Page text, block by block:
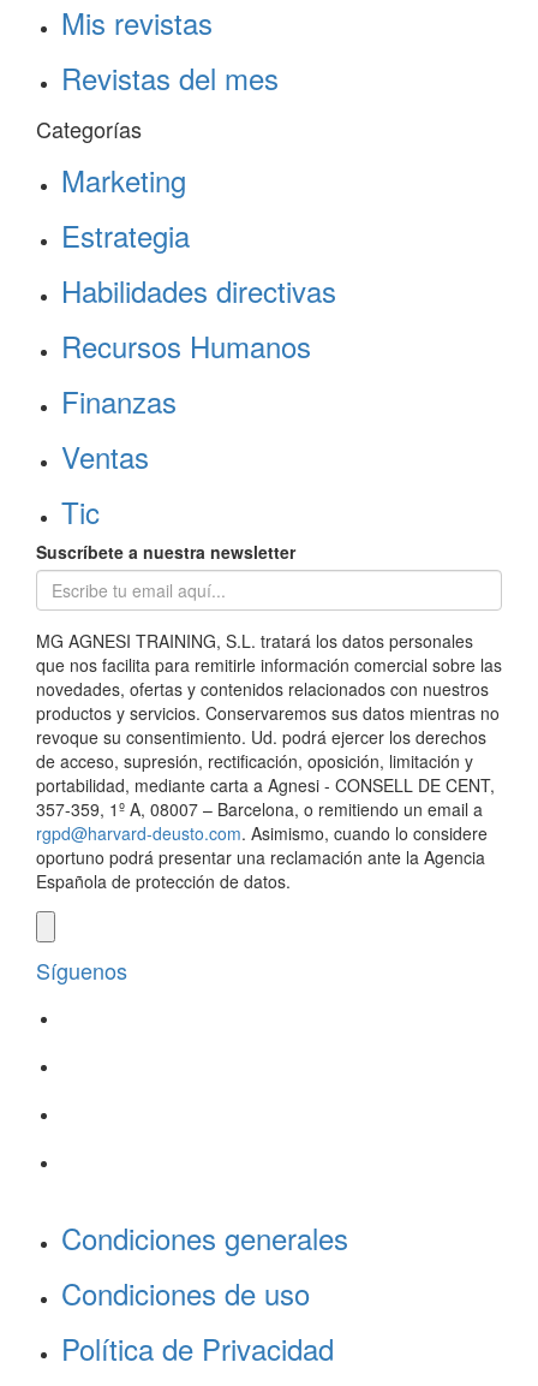
Mis revistas
Revistas del mes
Categorías
Marketing
Estrategia
Habilidades directivas
Recursos Humanos
Finanzas
Ventas
Tic
Suscríbete a nuestra newsletter
MG AGNESI TRAINING, S.L. tratará los datos personales
que nos facilita para remitirle información comercial sobre las
novedades, ofertas y contenidos relacionados con nuestros
productos y servicios. Conservaremos sus datos mientras no
revoque su consentimiento. Ud. podrá ejercer los derechos
de acceso, supresión, rectificación, oposición, limitación y
portabilidad, mediante carta a Agnesi - CONSELL DE CENT,
357-359, 1º A, 08007 – Barcelona, o remitiendo un email a
rgpd@harvard-deusto.com. Asimismo, cuando lo considere
oportuno podrá presentar una reclamación ante la Agencia
Española de protección de datos.
Síguenos
Condiciones generales
Condiciones de uso
Política de Privacidad